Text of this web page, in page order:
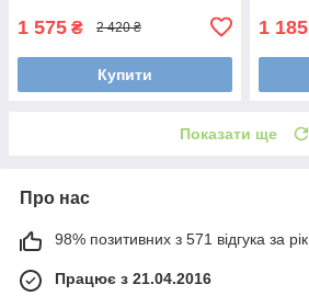
1 575 ₴ 2 420 ₴
Купити
1 185
Показати ще
Про нас
98% позитивних з 571 відгука за рік
Працює з 21.04.2016